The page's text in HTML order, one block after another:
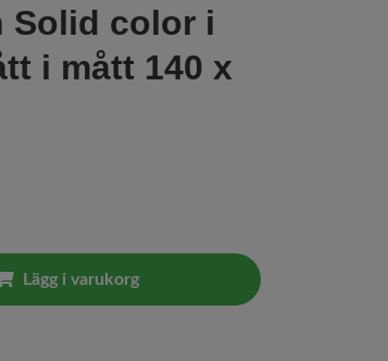
Solid color i
i mått 140 x
Lägg i varukorg